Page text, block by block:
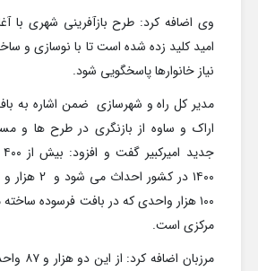
وی اضافه کرد: طرح بازآفرینی شهری با
امید کلید زده شده است تا با نوسازی و
نیاز خانوارها پاسخگویی شود.
مدیر کل راه و شهرسازی ضمن اشاره به
اراک و ساوه از بازنگری در طرح ها و
۱۰۰ هزار واحدی که در بافت فرسوده
مرکزی است.
مرزبان